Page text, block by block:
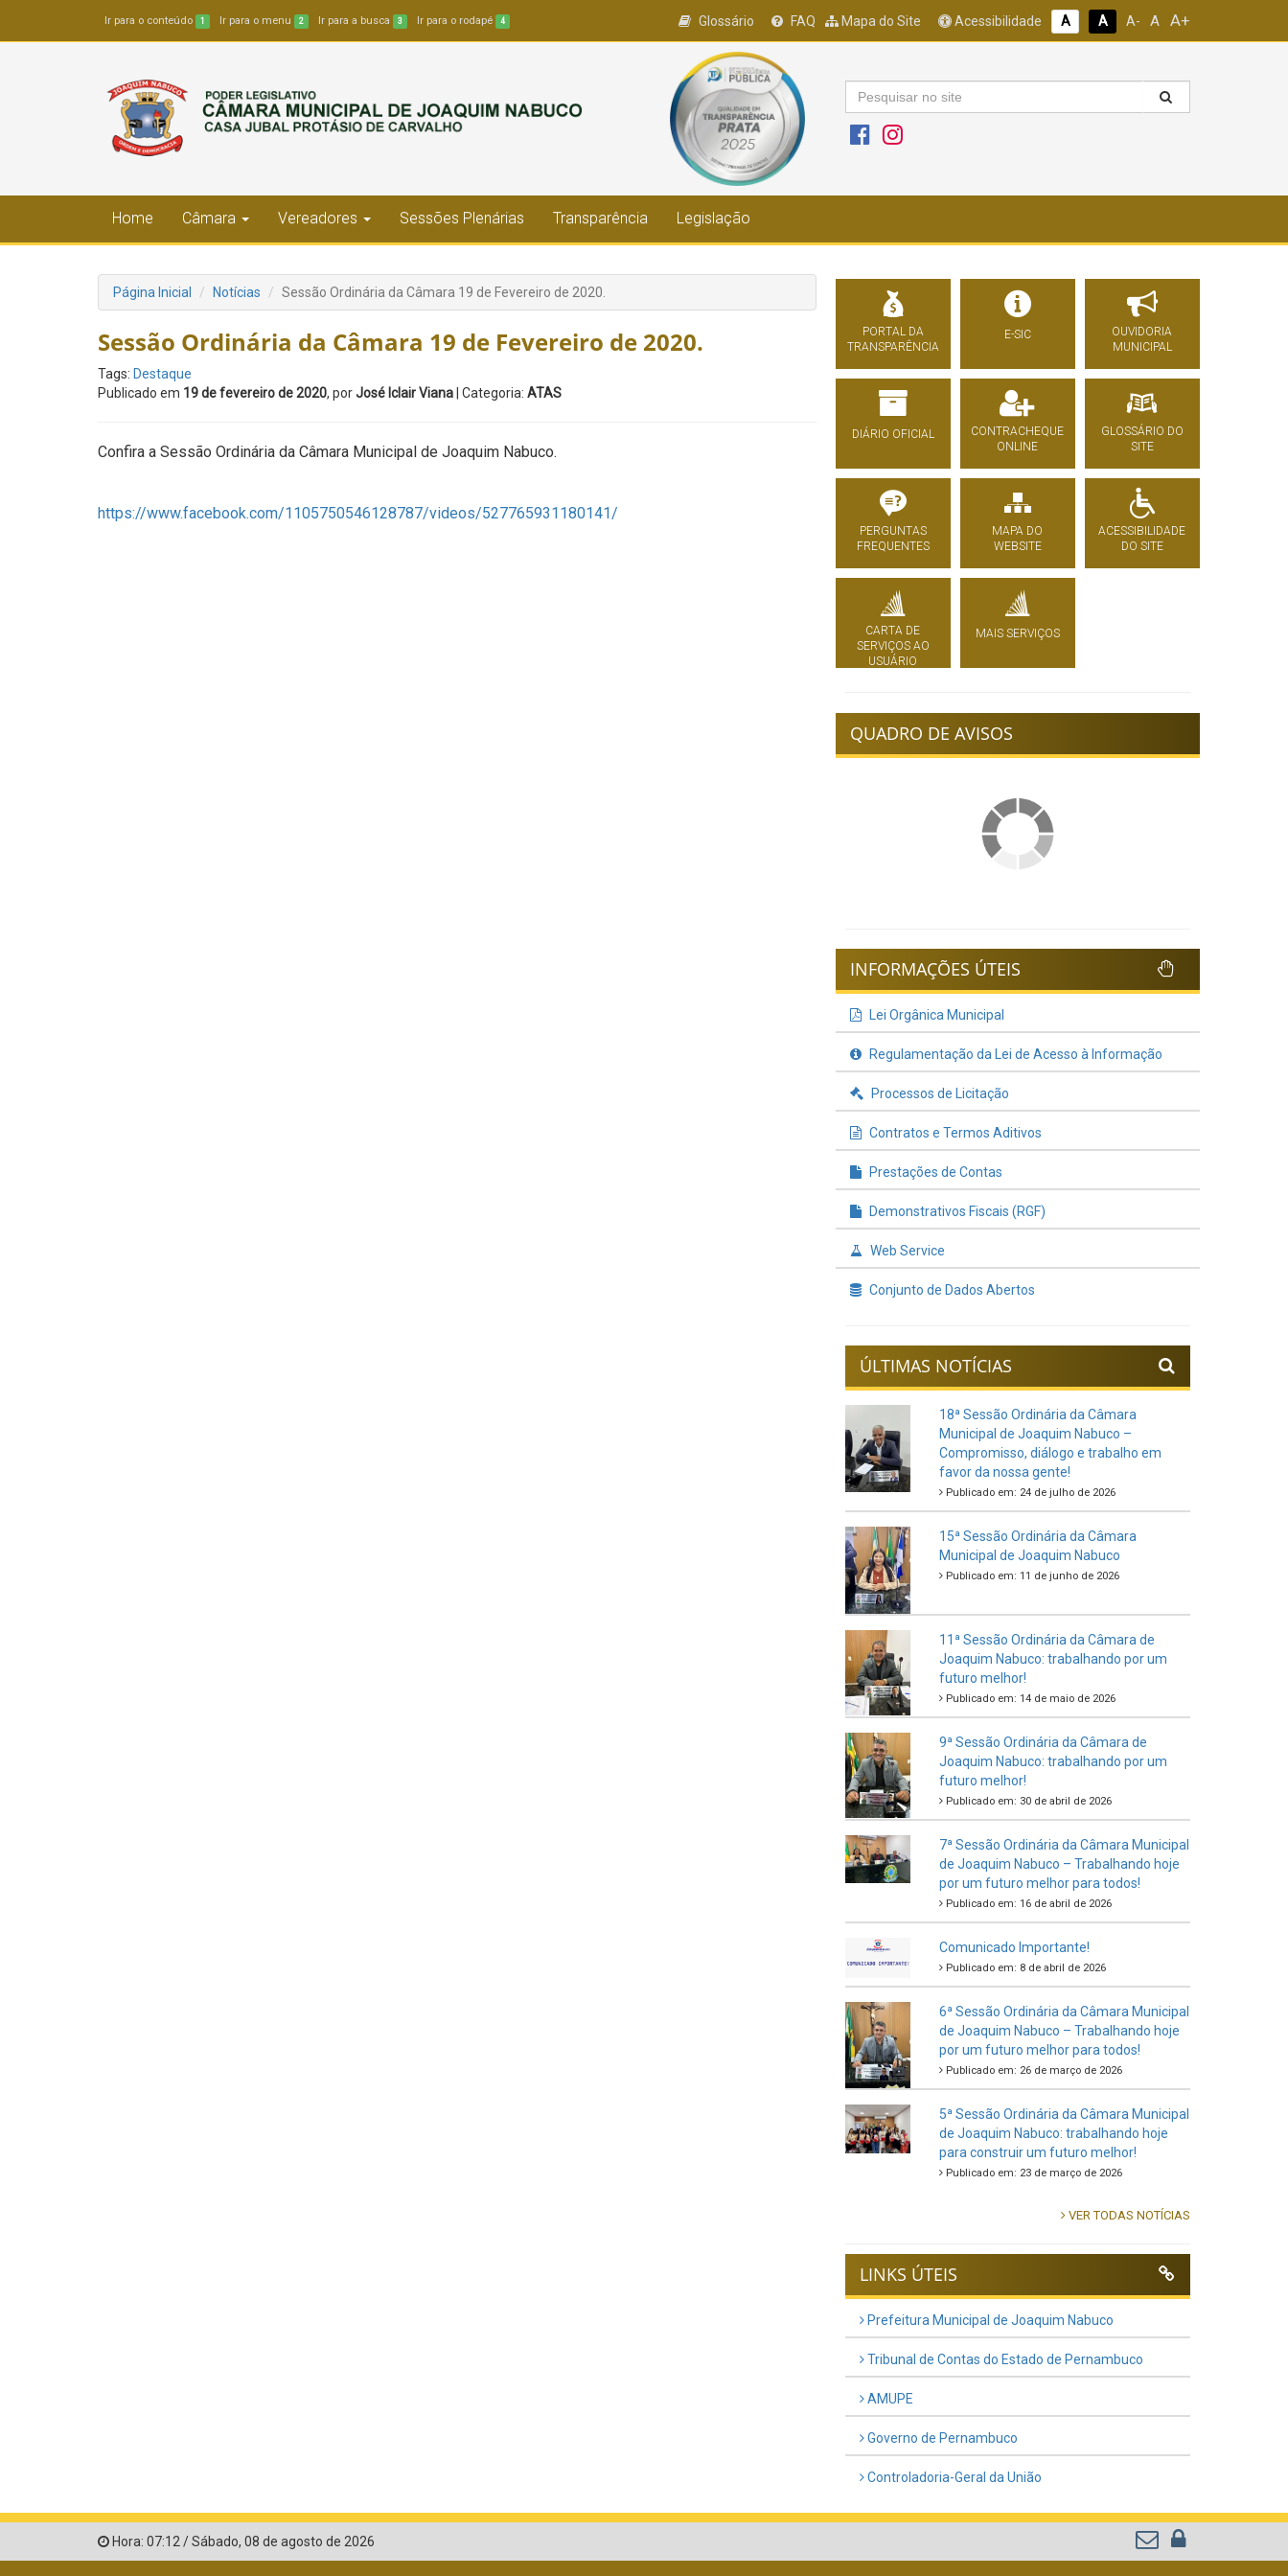
Ir para o conteúdo 1 Ir para o menu 2 Ir para a busca 3 Ir para o rodapé 4 Glossário FAQ Mapa do Site Acessibilidade A A A- A A+
Home Câmara Vereadores Sessões Plenárias Transparência Legislação
Página Inicial Notícias Sessão Ordinária da Câmara 19 de Fevereiro de 2020.
Sessão Ordinária da Câmara 19 de Fevereiro de 2020.
Tags: Destaque
Publicado em 19 de fevereiro de 2020, porJosé Iclair Viana | Categoria: ATAS
Confira a Sessão Ordinária da Câmara Municipal de Joaquim Nabuco.
https://www.facebook.com/1105750546128787/videos/527765931180141/
PORTAL DA
TRANSPARÊNCIA
E-SIC
OUVIDORIA
MUNICIPAL
DIÁRIO OFICIAL
CONTRACHEQUE
ONLINE
GLOSSÁRIO DO
SITE
PERGUNTAS
FREQUENTES
MAPA DO
WEBSITE
ACESSIBILIDADE
DO SITE
CARTA DE
SERVIÇOS AO
USUÁRIO
MAIS SERVIÇOS
QUADRO DE AVISOS
INFORMAÇÕES ÚTEIS
Lei Orgânica Municipal
Regulamentação da Lei de Acesso à Informação
Processos de Licitação
Contratos e Termos Aditivos
Prestações de Contas
Demonstrativos Fiscais (RGF)
Web Service
Conjunto de Dados Abertos
ÚLTIMAS NOTÍCIAS
18ª Sessão Ordinária da Câmara
Municipal de Joaquim Nabuco –
Compromisso, diálogo e trabalho em
favor da nossa gente!
Publicado em: 24 de julho de 2026
15ª Sessão Ordinária da Câmara
Municipal de Joaquim Nabuco
Publicado em: 11 de junho de 2026
11ª Sessão Ordinária da Câmara de
Joaquim Nabuco: trabalhando por um
futuro melhor!
Publicado em: 14 de maio de 2026
9ª Sessão Ordinária da Câmara de
Joaquim Nabuco: trabalhando por um
futuro melhor!
Publicado em: 30 de abril de 2026
7ª Sessão Ordinária da Câmara Municipal
de Joaquim Nabuco – Trabalhando hoje
por um futuro melhor para todos!
Publicado em: 16 de abril de 2026
Comunicado Importante!
Publicado em: 8 de abril de 2026
6ª Sessão Ordinária da Câmara Municipal
de Joaquim Nabuco – Trabalhando hoje
por um futuro melhor para todos!
Publicado em: 26 de março de 2026
5ª Sessão Ordinária da Câmara Municipal
de Joaquim Nabuco: trabalhando hoje
para construir um futuro melhor!
Publicado em: 23 de março de 2026
VER TODAS NOTÍCIAS
LINKS ÚTEIS
Prefeitura Municipal de Joaquim Nabuco
Tribunal de Contas do Estado de Pernambuco
AMUPE
Governo de Pernambuco
Controladoria-Geral da União
Hora: 07:12 /Sábado, 08 de agosto de 2026